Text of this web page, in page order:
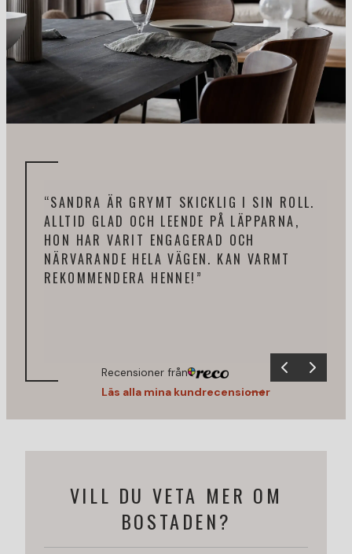
“SANDRA ÄR GRYMT SKICKLIG I SIN ROLL.
ALLTID GLAD OCH LEENDE PÅ LÄPPARNA,
HON HAR VARIT ENGAGERAD OCH
NÄRVARANDE HELA VÄGEN. KAN VARMT
REKOMMENDERA HENNE!”
Recensioner från
Läs alla mina kundrecensioner
VILL DU VETA MER OM
BOSTADEN?